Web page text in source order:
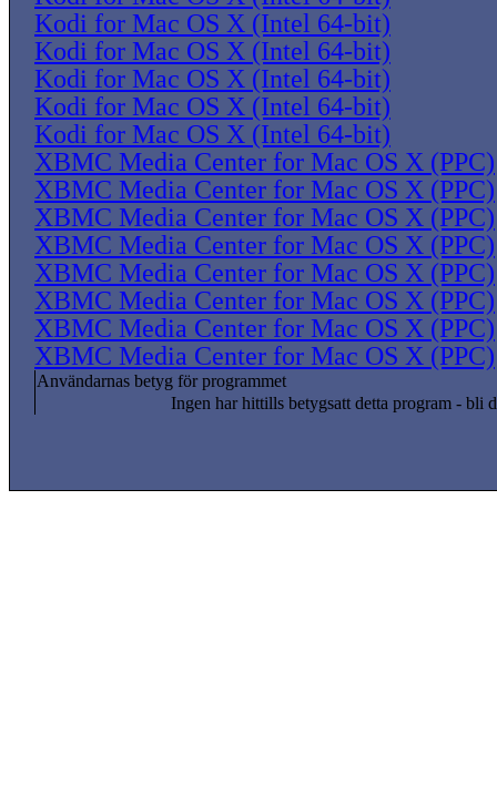
Kodi for Mac OS X (Intel 64-bit)
Kodi for Mac OS X (Intel 64-bit)
Kodi for Mac OS X (Intel 64-bit)
Kodi for Mac OS X (Intel 64-bit)
Kodi for Mac OS X (Intel 64-bit)
XBMC Media Center for Mac OS X (PPC)
XBMC Media Center for Mac OS X (PPC)
XBMC Media Center for Mac OS X (PPC)
XBMC Media Center for Mac OS X (PPC)
XBMC Media Center for Mac OS X (PPC)
XBMC Media Center for Mac OS X (PPC)
XBMC Media Center for Mac OS X (PPC)
XBMC Media Center for Mac OS X (PPC)
Användarnas betyg för programmet
Ingen har hittills betygsatt detta program - bli